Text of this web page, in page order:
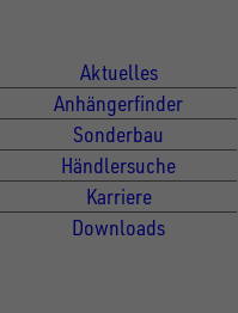
Aktuelles
Anhängerfinder
Sonderbau
Händlersuche
Karriere
Downloads